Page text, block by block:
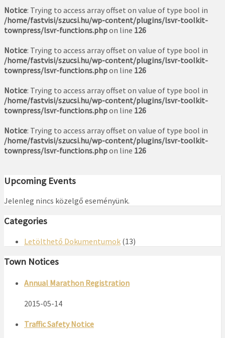
Notice: Trying to access array offset on value of type bool in
/home/fastvisi/szucsi.hu/wp-content/plugins/lsvr-toolkit-
townpress/lsvr-functions.phpon line 126
Notice: Trying to access array offset on value of type bool in
/home/fastvisi/szucsi.hu/wp-content/plugins/lsvr-toolkit-
townpress/lsvr-functions.phpon line 126
Notice: Trying to access array offset on value of type bool in
/home/fastvisi/szucsi.hu/wp-content/plugins/lsvr-toolkit-
townpress/lsvr-functions.phpon line 126
Notice: Trying to access array offset on value of type bool in
/home/fastvisi/szucsi.hu/wp-content/plugins/lsvr-toolkit-
townpress/lsvr-functions.phpon line 126
Upcoming Events
Jelenleg nincs közelgő eseményünk.
Categories
Letölthető Dokumentumok (13)
Town Notices
Annual Marathon Registration
2015-05-14
Traffic Safety Notice